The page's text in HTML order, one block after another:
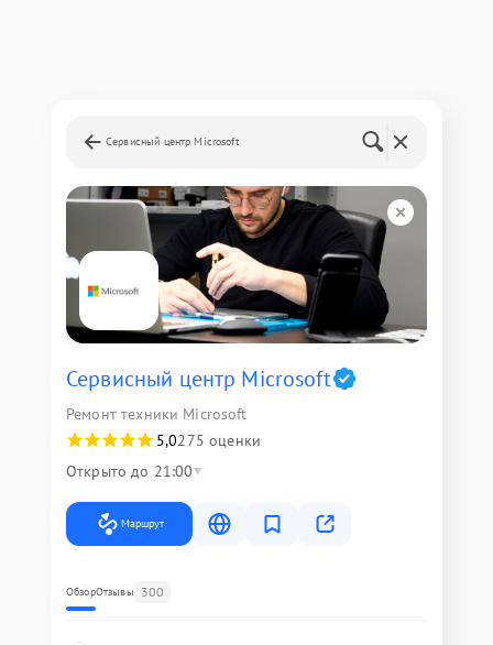
Сервисный центр Microsoft
Сервисный центр Microsoft
Ремонт техники Microsoft
5,0275 оценки
Открыто до 21:00
Маршрут
ОбзорОтзывы 300